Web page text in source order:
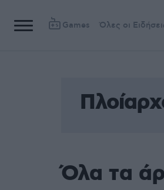
Games Όλες οι
Όλα τα